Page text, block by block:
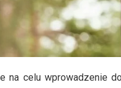
na celu wprowadzenie